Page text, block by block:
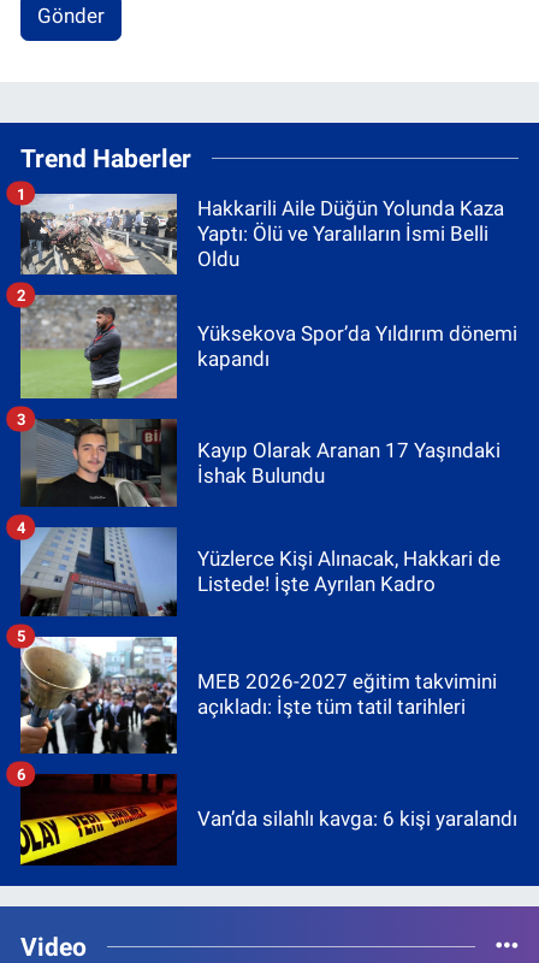
Gönder
Trend Haberler
Hakkarili Aile Düğün Yolunda Kaza
Yaptı: Ölü ve Yaralıların İsmi Belli
Oldu
1
Yüksekova Spor’da Yıldırım dönemi
kapandı
2
Kayıp Olarak Aranan 17 Yaşındaki
İshak Bulundu
3
Yüzlerce Kişi Alınacak, Hakkari de
Listede! İşte Ayrılan Kadro
4
MEB 2026-2027 eğitim takvimini
açıkladı: İşte tüm tatil tarihleri
5
Van’da silahlı kavga: 6 kişi yaralandı
6
Video